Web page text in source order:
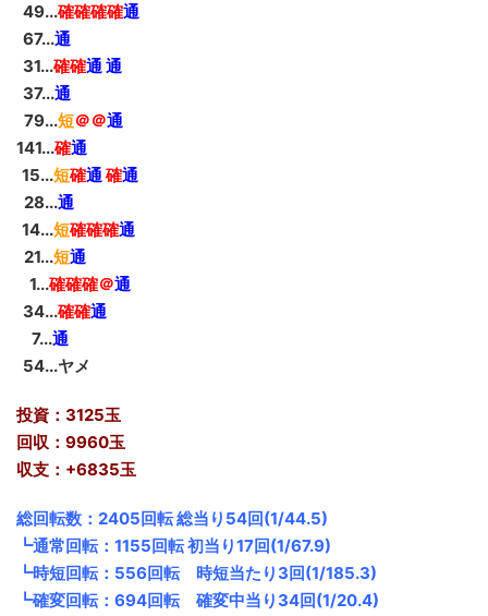
49...確確確確通
67...通
31...確確通 通
37...通
79...短＠＠通
141...確通
15...短確通確通
28...通
14...短確確確通
21...短通
1...確確確＠通
34...確確通
7...通
54...ヤメ
投資：3125玉
回収：9960玉
収支：+6835玉
総回転数：2405回転 総当り54回(1/44.5)
┗通常回転：1155回転 初当り17回(1/67.9)
┗時短回転：556回転 時短当たり3回(1/185.3)
┗確変回転：694回転 確変中当り34回(1/20.4)